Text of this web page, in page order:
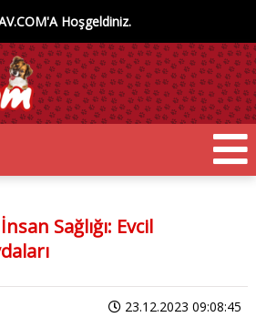
Hoşgeldiniz.
Sağlığı: Evcil
23.12.2023 09:08:45